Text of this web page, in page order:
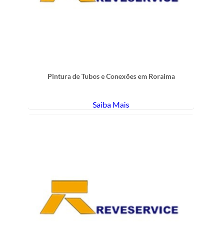
Pintura de Tubos e Conexões em Roraima
Saiba Mais